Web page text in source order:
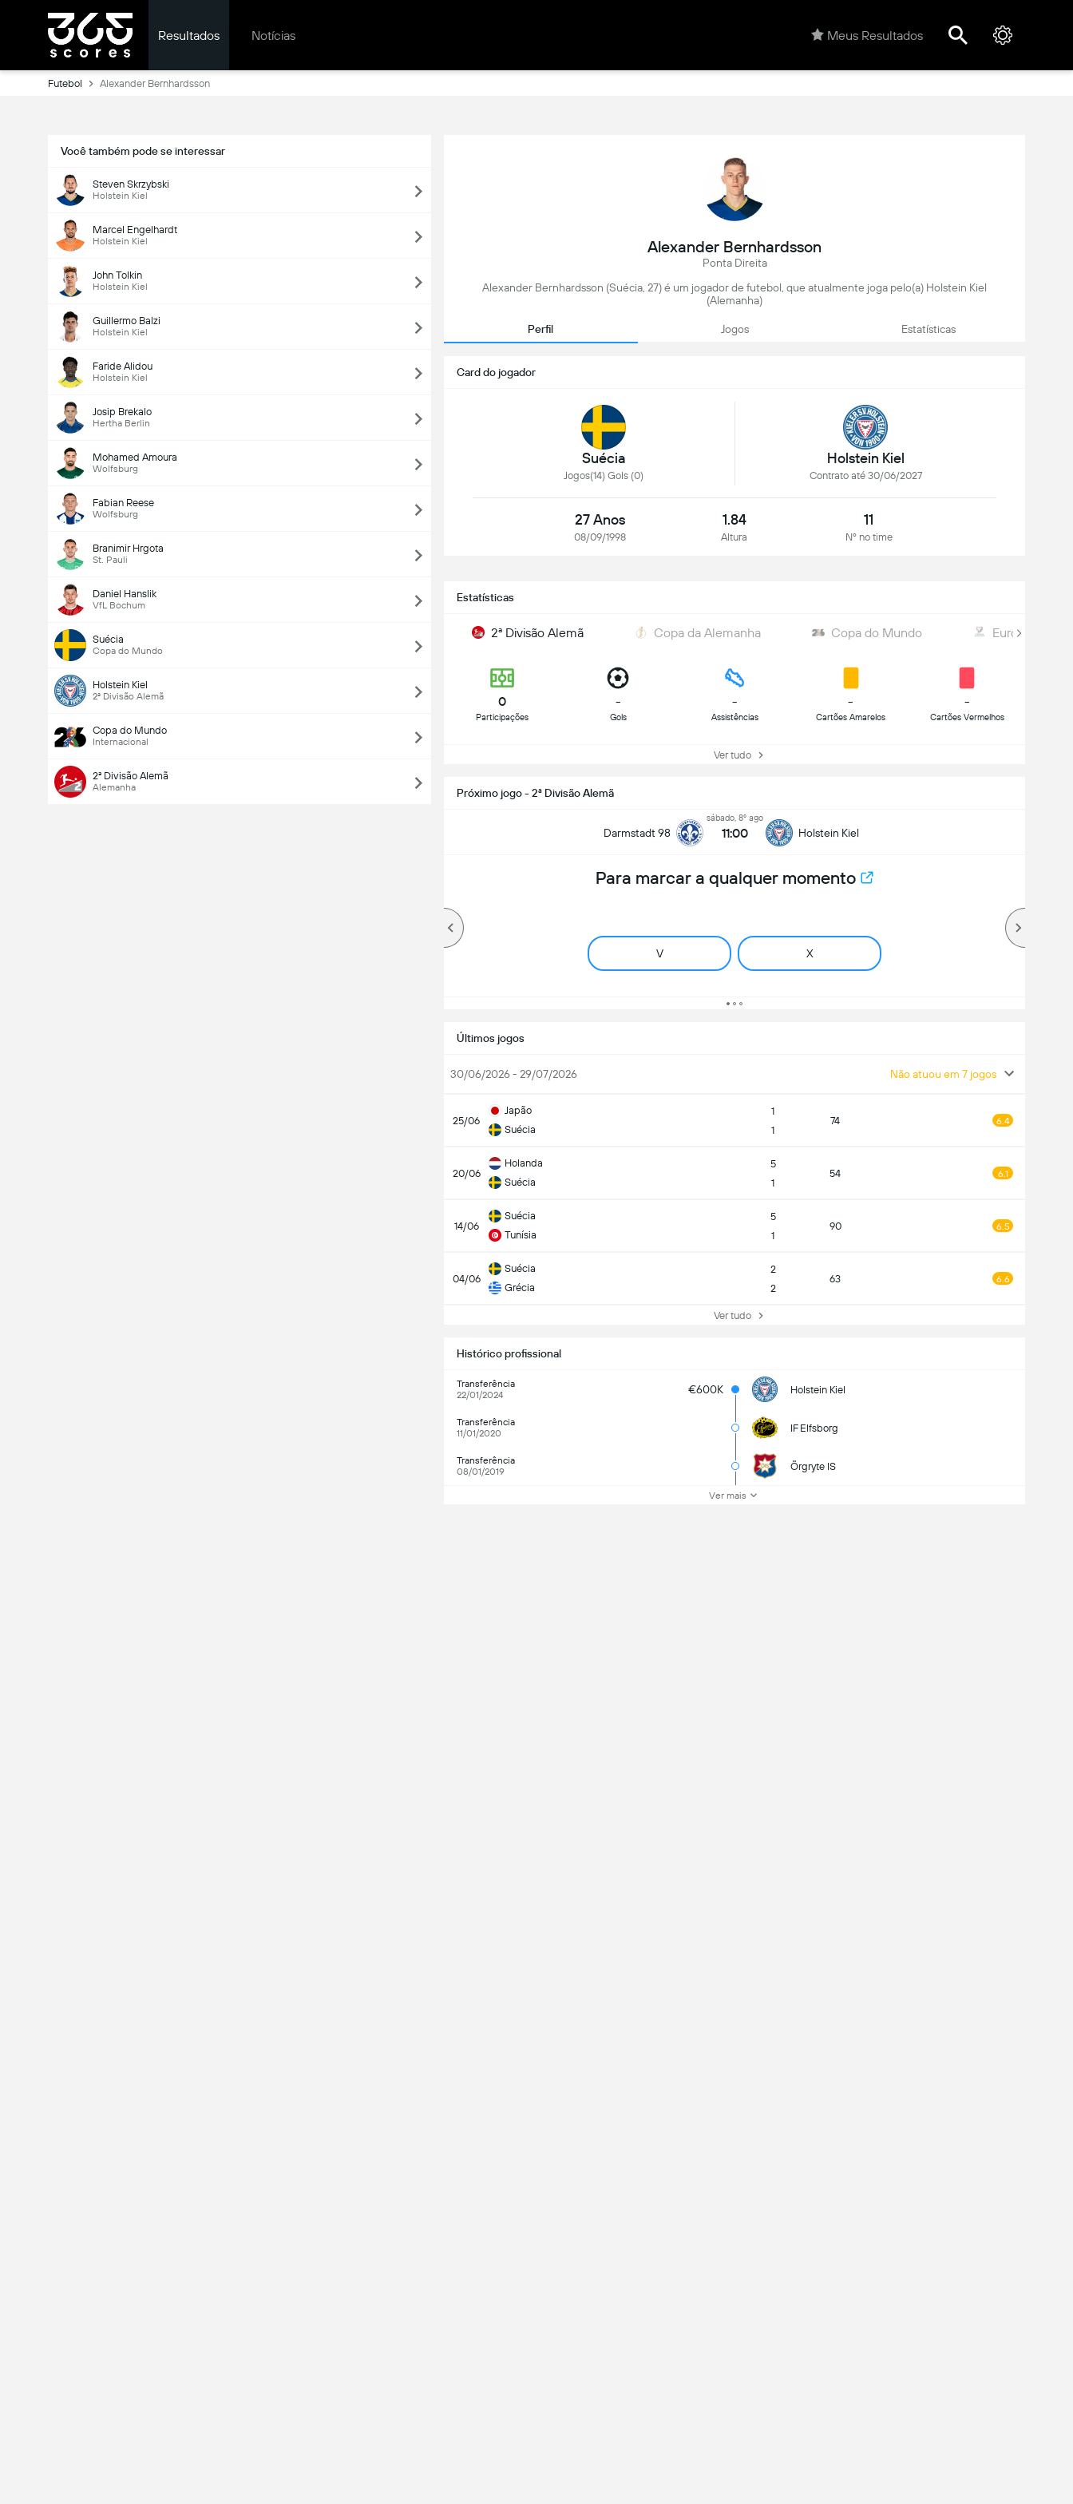
Resultados Notícias Meus Resultados
Futebol Alexander Bernhardsson
Você também pode se interessar
Steven Skrzybski
Holstein Kiel
Marcel Engelhardt
Holstein Kiel
John Tolkin
Holstein Kiel
Guillermo Balzi
Holstein Kiel
Faride Alidou
Holstein Kiel
Josip Brekalo
Hertha Berlin
Mohamed Amoura
Wolfsburg
Fabian Reese
Wolfsburg
Branimir Hrgota
St. Pauli
Daniel Hanslik
VfL Bochum
Suécia
Copa do Mundo
Holstein Kiel
2ª Divisão Alemã
Copa do Mundo
Internacional
2ª Divisão Alemã
Alemanha
Alexander Bernhardsson
Ponta Direita
Alexander Bernhardsson (Suécia, 27) é um jogador de futebol, que atualmente joga pelo(a) Holstein Kiel
(Alemanha)
Perfil Jogos Estatísticas
Card do jogador
Suécia
Jogos(14) Gols (0)
Holstein Kiel
Contrato até 30/06/2027
27 Anos
08/09/1998
1.84
Altura
11
Nº no time
Estatísticas
2ª Divisão Alemã Copa da Alemanha Copa do Mundo Europa -
0
Participações
-
Gols
-
Assistências
-
Cartões Amarelos
-
Cartões Vermelhos
Ver tudo
Próximo jogo - 2ª Divisão Alemã
Darmstadt 98
sábado, 8º ago
11:00 Holstein Kiel
Para marcar a qualquer momento
V X
Últimos jogos
30/06/2026 - 29/07/2026 Não atuou em 7 jogos
25/06
Japão
Suécia
1
1
74 6.4
20/06
Holanda
Suécia
5
1
54 6.1
14/06
Suécia
Tunísia
5
1
90 6.5
04/06
Suécia
Grécia
2
2
63 6.6
Ver tudo
Histórico profissional
Transferência
22/01/2024
€600K Holstein Kiel
Transferência
11/01/2020
IF Elfsborg
Transferência
08/01/2019
Örgryte IS
Ver mais